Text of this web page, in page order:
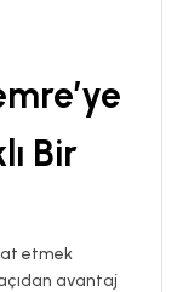
Bir
etmek
avantaj